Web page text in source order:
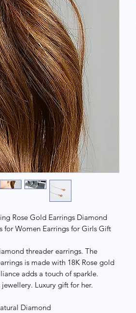
Rose Gold Earrings Diamond
for Women Earrings for Girls Gift
threader earrings. The
is made with 18K Rose gold
adds a touch of sparkle.
Luxury gift for her.
Diamond